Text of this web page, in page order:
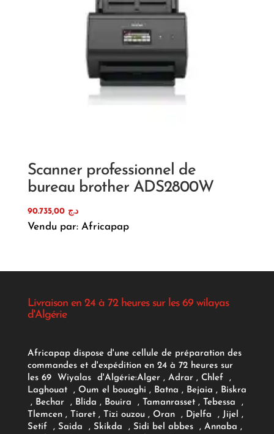
Scanner professionnel de
bureau brother ADS2800W
د.ج 90.735,00
Vendu par: Africapap
Livraison en 24 à 72 heures sur les 69 wilayas
d'Algérie
Africapap dispose d'une cellule de préparation des
commandes et d'expédition en 24 à 72 heures sur
les 69 Wiyalas d'Algérie:Alger , Adrar, Chlef ,
Laghouat , Oum el bouaghi , Batna , Bejaia , Biskra
, Bechar , Blida , Bouira , Tamanrasset , Tebessa ,
Tlemcen , Tiaret , Tizi ouzou , Oran , Djelfa , Jijel ,
Setif , Saida , Skikda , Sidi bel abbes , Annaba ,